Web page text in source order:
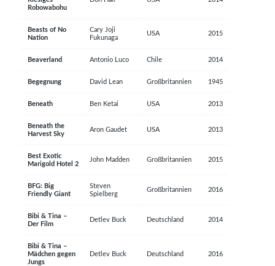
Robowabohu
Beasts of No
Nation
Cary Joji
Fukunaga
USA 2015
Beaverland Antonio Luco Chile 2014
Begegnung David Lean Großbritannien 1945
Beneath Ben Ketai USA 2013
Beneath the
Harvest Sky
Aron Gaudet USA 2013
Best Exotic
Marigold Hotel 2
John Madden Großbritannien 2015
BFG: Big
Friendly Giant
Steven
Spielberg
Großbritannien 2016
Bibi & Tina –
Der Film
Detlev Buck Deutschland 2014
Bibi & Tina –
Mädchen gegen
Jungs
Detlev Buck Deutschland 2016